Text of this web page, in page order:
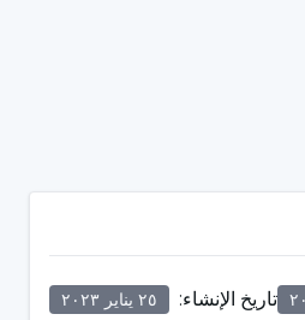
تاريخ الإنشاء: ٢٥ يناير ٢٠٢٣